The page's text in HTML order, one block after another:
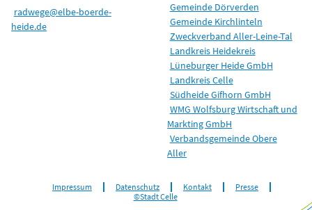
radwege@elbe-boerde-
heide.de
Gemeinde Dörverden
Gemeinde Kirchlinteln
Zweckverband Aller-Leine-Tal
Landkreis Heidekreis
Lüneburger Heide GmbH
Landkreis Celle
Südheide Gifhorn GmbH
WMG Wolfsburg Wirtschaft und
Markting GmbH
Verbandsgemeinde Obere
Aller
Impressum Datenschutz Kontakt
Presse
©Stadt Celle